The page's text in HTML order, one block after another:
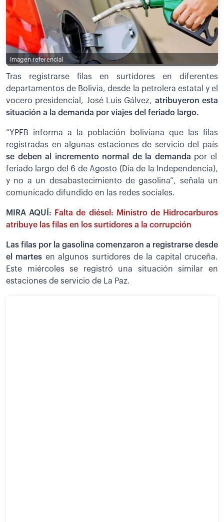
Imagen referencial
Tras registrarse filas en surtidores en diferentes
departamentos de Bolivia, desde la petrolera estatal y el
vocero presidencial, José Luis Gálvez, atribuyeron esta
situación a la demanda por viajes del feriado largo.
“YPFB informa a la población boliviana que las filas
registradas en algunas estaciones de servicio del país
se deben al incremento normal de la demanda por el
feriado largo del 6 de Agosto (Día de la Independencia),
y no a un desabastecimiento de gasolina”, señala un
comunicado difundido en las redes sociales.
MIRA AQUÍ:
Falta de diésel: Ministro de Hidrocarburos
atribuye las filas en los surtidores a la corrupción
Las filas por la gasolina comenzaron a registrarse desde
el martes en algunos surtidores de la capital cruceña.
Este miércoles se registró una situación similar en
estaciones de servicio de La Paz.